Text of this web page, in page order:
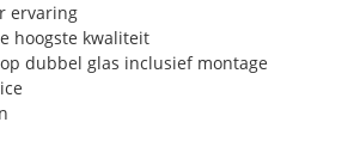
ervaring
hoogste kwaliteit
dubbel glas inclusief montage